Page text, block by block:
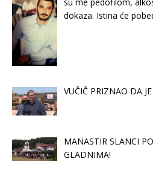
dokaza. Istina će
VUČIČ PRIZNAO DA
MANASTIR SLANCI
GLADNIMA!